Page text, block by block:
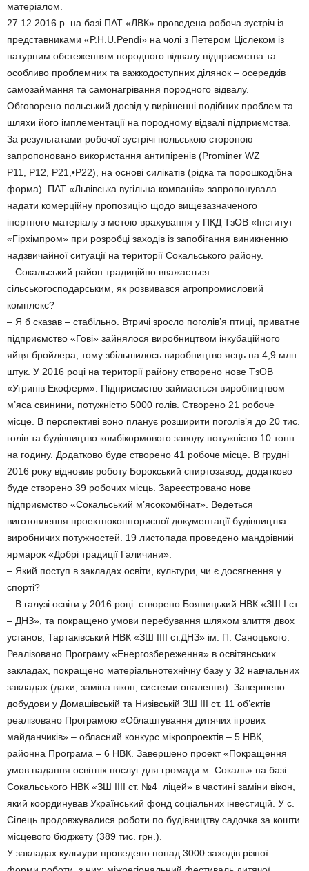
матеріалом.
27.12.2016 р. на базі ПАТ «ЛВК» проведена робоча зустріч із
представниками «P.H.U.Pendi» на чолі з Петером Ціслеком із
натурним обстеженням породного відвалу підприємства та
особливо проблемних та важкодоступних ділянок – осередків
самозаймання та самонагрівання породного відвалу.
Обговорено польський досвід у вирішенні подібних проблем та
шляхи його імплементації на породному відвалі підприємства.
За результатами робочої зустрічі польською стороною
запропоновано використання антипіренів (Prominer WZ
P11, P12, P21,•P22), на основі силікатів (рідка та порошкодібна
форма). ПАТ «Львівська вугільна компанія» запропонувала
надати комерційну пропозицію щодо вищезазначеного
інертного матеріалу з метою врахування у ПКД ТзОВ «Інститут
«Гірхімпром» при розробці заходів із запобігання виникненню
надзвичайної ситуації на території Сокальського району.
– Сокальський район традиційно вважається
сільськогосподарським, як розвивався агропромисловий
комплекс?
– Я б сказав – стабільно. Втричі зросло поголів’я птиці, приватне
підприємство «Гові» зайнялося виробництвом інкубаційного
яйця бройлера, тому збільшилось виробництво яєць на 4,9 млн.
штук. У 2016 році на території району створено нове ТзОВ
«Угринів Екоферм». Підприємство займається виробництвом
м’яса свинини, потужністю 5000 голів. Створено 21 робоче
місце. В перспективі воно планує розширити поголів’я до 20 тис.
голів та будівництво комбікормового заводу потужністю 10 тонн
на годину. Додатково буде створено 41 робоче місце. В грудні
2016 року відновив роботу Борокський спиртозавод, додатково
буде створено 39 робочих місць. Зареєстровано нове
підприємство «Сокальський м’ясокомбінат». Ведеться
виготовлення проектнокошторисної документації будівництва
виробничих потужностей. 19 листопада проведено мандрівний
ярмарок «Добрі традиції Галичини».
– Який поступ в закладах освіти, культури, чи є досягнення у
спорті?
– В галузі освіти у 2016 році: створено Бояницький НВК «ЗШ І ст.
– ДНЗ», та покращено умови перебування шляхом злиття двох
установ, Тартаківський НВК «ЗШ ІІІІ ст.ДНЗ» ім. П. Саноцького.
Реалізовано Програму «Енергозбереження» в освітянських
закладах, покращено матеріальнотехнічну базу у 32 навчальних
закладах (дахи, заміна вікон, системи опалення). Завершено
добудови у Домашівській та Низівській ЗШ ІІІ ст. 11 об’єктів
реалізовано Програмою «Облаштування дитячих ігрових
майданчиків» – обласний конкурс мікропроектів – 5 НВК,
районна Програма – 6 НВК. Завершено проект «Покращення
умов надання освітніх послуг для громади м. Сокаль» на базі
Сокальського НВК «ЗШ ІІІІ ст. №4 ліцей» в частині заміни вікон,
який координував Український фонд соціальних інвестицій. У с.
Сілець продовжувалися роботи по будівництву садочка за кошти
місцевого бюджету (389 тис. грн.).
У закладах культури проведено понад 3000 заходів різної